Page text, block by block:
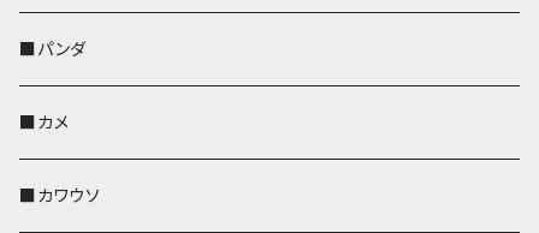
靴下・ミニタオル
財布
その他
ペンホルダー
財布
靴下・ミニタオル
レザートレイ
ペンホルダー
財布
レザートレイ
ペンホルダー
ペットボトルホルダー
AppleWatchバンド
レザートレイ
ペンホルダー
帆布・デニム
KONBU
ポーチ
AppleWatchバンド
ペンホルダー
ポーチ
ポシェット・バッグ
帆布・デニム
コインケース
コインケース
レザートレイ
ペンホルダー
レザートレイ
ペンホルダー
ペットボトルホルダー
メガネケース
レザートレイ
キーケース
パスケース
キーケース
コインケース
IDカードケース
パスケース
名刺入れ・カードケース
パスケース
キーケース
コインケース
その他
■パンダ
■カメ
■カワウソ